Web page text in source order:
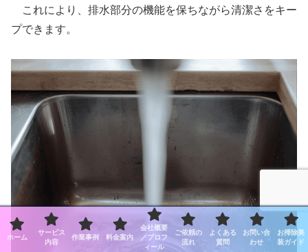
これにより、排水部分の機能を保ちながら清潔さをキー
プできます。
ホーム
サービス
内容
作業事例 料金案内
会社概要
／プロフ
ィール
ご依頼の
流れ
よくある
質問
お問い合
わせ
お掃除美
装ガイド